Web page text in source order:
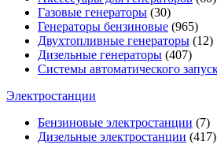
Газовые генераторы (30)
Генераторы бензиновые (965)
Двухтопливные генераторы (12)
Дизельные генераторы (407)
Системы автоматического
Электростанции
Бензиновые электростанции (7)
Дизельные электростанции (417)